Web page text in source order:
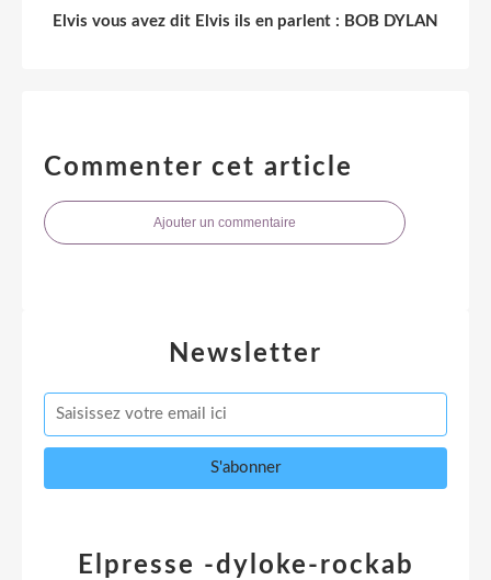
Elvis vous avez dit Elvis ils en parlent : BOB DYLAN
Commenter cet article
Ajouter un commentaire
Newsletter
Elpresse -dyloke-rockab